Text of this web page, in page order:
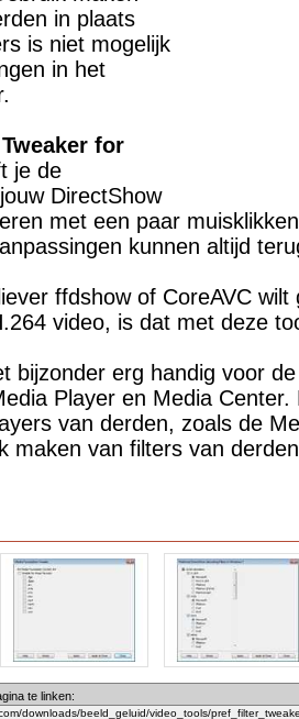
in plaats
is niet mogelijk
in het
for
je de
DirectShow
met een paar
kunnen altijd
ffdshow of CoreAVC
video, is dat met deze
bijzonder erg handig voor
Player en Media Center.
van derden, zoals de
maken van filters van
te linken: